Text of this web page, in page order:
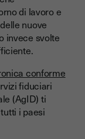
di lavoro e
nuove
invece svolte
conforme
fiduciari
(AgID) ti
i paesi